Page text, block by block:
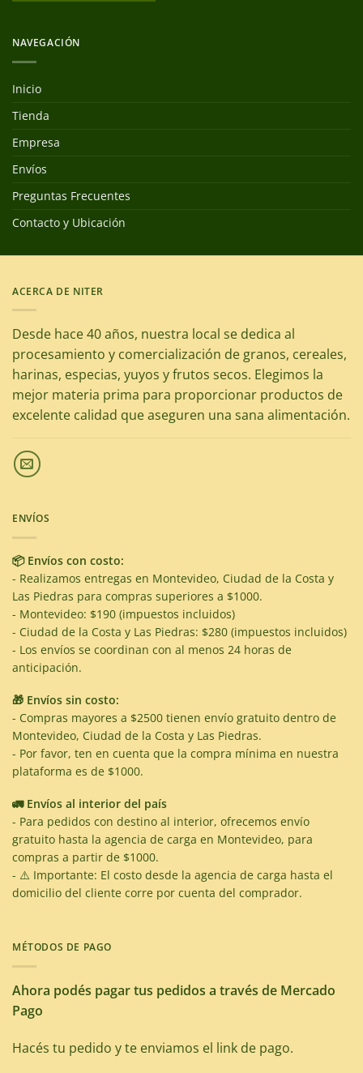
NAVEGACIÓN
Inicio
Tienda
Empresa
Envíos
Preguntas Frecuentes
Contacto y Ubicación
ACERCA DE NITER
Desde hace 40 años, nuestra local se dedica al
procesamiento y comercialización de granos, cereales,
harinas, especias, yuyos y frutos secos. Elegimos la
mejor materia prima para proporcionar productos de
excelente calidad que aseguren una sana alimentación.
ENVÍOS
📦 Envíos con costo:
- Realizamos entregas en Montevideo, Ciudad de la Costa y
Las Piedras para compras superiores a $1000.
- Montevideo: $190 (impuestos incluidos)
- Ciudad de la Costa y Las Piedras: $280 (impuestos incluidos)
- Los envíos se coordinan con al menos 24 horas de
anticipación.
🎁 Envíos sin costo:
- Compras mayores a $2500 tienen envío gratuito dentro de
Montevideo, Ciudad de la Costa y Las Piedras.
- Por favor, ten en cuenta que la compra mínima en nuestra
plataforma es de $1000.
🚛 Envíos al interior del país
- Para pedidos con destino al interior, ofrecemos envío
gratuito hasta la agencia de carga en Montevideo, para
compras a partir de $1000.
- ⚠️ Importante: El costo desde la agencia de carga hasta el
domicilio del cliente corre por cuenta del comprador.
MÉTODOS DE PAGO
Ahora podés pagar tus pedidos a través de Mercado
Pago
Hacés tu pedido y te enviamos el link de pago.